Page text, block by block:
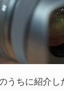
うちに紹介し